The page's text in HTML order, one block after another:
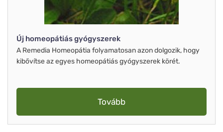
Új homeopátiás gyógyszerek
A Remedia Homeopátia folyamatosan azon dolgozik, hogy
kibővítse az egyes homeopátiás gyógyszerek körét.
Tovább